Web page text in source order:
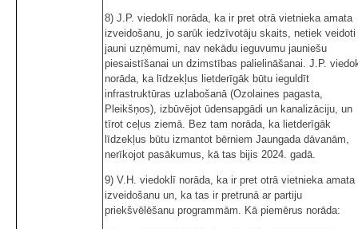
8) J.P. viedoklī norāda, ka ir pret otrā vietnieka amata
izveidošanu, jo sarūk iedzīvotāju skaits, netiek veidoti
jauni uzņēmumi, nav nekādu ieguvumu jauniešu
piesaistīšanai un dzimstības palielināšanai. J.P.
norāda, ka līdzekļus lietderīgāk būtu ieguldīt
infrastruktūras uzlabošanā (Ozolaines pagasta,
Pleikšņos), izbūvējot ūdensapgādi un kanalizāciju, un
tīrot ceļus ziemā. Bez tam norāda, ka lietderīgāk
līdzekļus būtu izmantot bērniem Jaungada dāvanām,
nerīkojot pasākumus, kā tas bijis 2024. gadā.
9) V.H. viedoklī norāda, ka ir pret otrā vietnieka amata
izveidošanu un, ka tas ir pretrunā ar partiju
priekšvēlēšanu programmām. Kā piemērus norāda: